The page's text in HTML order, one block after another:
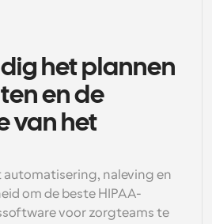
het plannen
en de
van het
naleving en
om de beste HIPAA-
voor zorgteams te